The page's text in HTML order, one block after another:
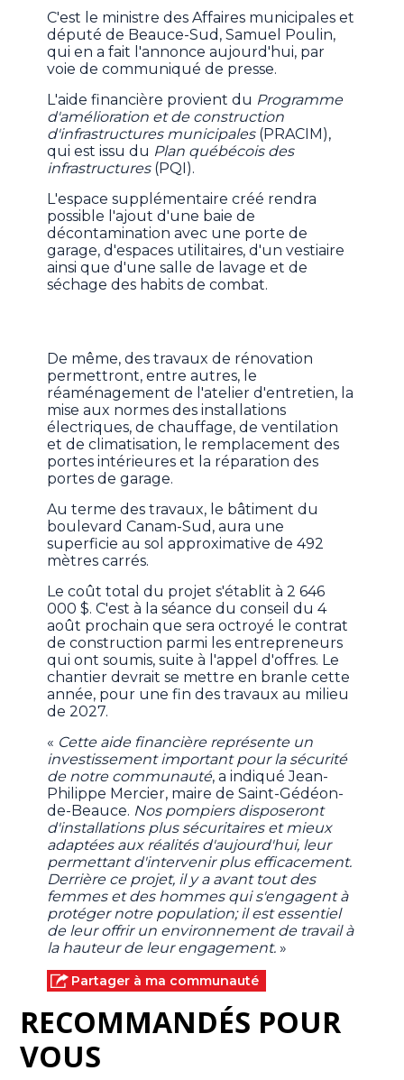
C'est le ministre des Affaires municipales et
député de Beauce-Sud, Samuel Poulin,
qui en a fait l'annonce aujourd'hui, par
voie de communiqué de presse.
L'aide financière provient du Programme
d'amélioration et de construction
d'infrastructures municipales(PRACIM),
qui est issu du Plan québécois des
infrastructures(PQI).
L'espace supplémentaire créé rendra
possible l'ajout d'une baie de
décontamination avec une porte de
garage, d'espaces utilitaires, d'un vestiaire
ainsi que d'une salle de lavage et de
séchage des habits de combat.
De même, des travaux de rénovation
permettront, entre autres, le
réaménagement de l'atelier d'entretien, la
mise aux normes des installations
électriques, de chauffage, de ventilation
et de climatisation, le remplacement des
portes intérieures et la réparation des
portes de garage.
Au terme des travaux, le bâtiment du
boulevard Canam-Sud, aura une
superficie au sol approximative de 492
mètres carrés.
Le coût total du projet s'établit à 2 646
000 $. C'est à la séance du conseil du 4
août prochain que sera octroyé le contrat
de construction parmi les entrepreneurs
qui ont soumis, suite à l'appel d'offres. Le
chantier devrait se mettre en branle cette
année, pour une fin des travaux au milieu
de 2027.
« Cette aide financière représente un
investissement important pour la sécurité
de notre communauté, a indiqué Jean-
Philippe Mercier, maire de Saint-Gédéon-
de-Beauce. Nos pompiers disposeront
d'installations plus sécuritaires et mieux
adaptées aux réalités d'aujourd'hui, leur
permettant d'intervenir plus efficacement.
Derrière ce projet, il y a avant tout des
femmes et des hommes qui s'engagent à
protéger notre population; il est essentiel
de leur offrir un environnement de travail à
la hauteur de leur engagement. »
Partager à ma communauté
RECOMMANDÉS POUR
VOUS